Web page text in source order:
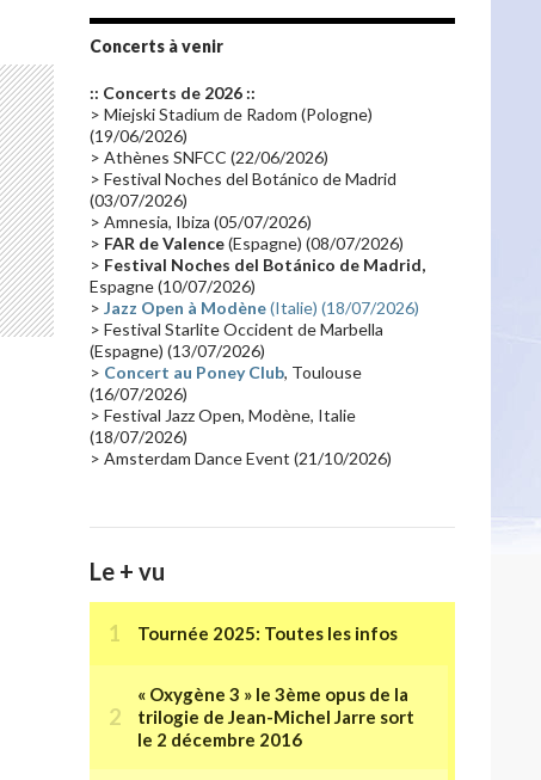
Promo 2019
Emissions 2010 Disques rares
Synthé 70's(20)
Claviériste(19) Groupe de Recherche Musicale
France 2 (18)
Critique(17) Coffret(17) Chronologie(16)
Passages radio(16)
Synthé 80's(16) Les concerts en Chine (16)
Cinéma(16) Houston
Synthé Roland Belgique
Récompense(14) Collaborations 70's(14)
Astronomie(14) France Inter(14)
Concerts à venir
:: Concerts de 2026 ::
> Miejski Stadium de Radom (Pologne)
(19/06/2026)
> Athènes SNFCC (22/06/2026)
> Festival Noches del Botánico de Madrid
(03/07/2026)
> Amnesia, Ibiza (05/07/2026)
> FAR de Valence(Espagne) (08/07/2026)
> Festival Noches del Botánico de Madrid,
Espagne (10/07/2026)
> Jazz Open à Modène(Italie) (18/07/2026)
> Festival Starlite Occident de Marbella
(Espagne) (13/07/2026)
> Concert au Poney Club, Toulouse
(16/07/2026)
> Festival Jazz Open, Modène, Italie
(18/07/2026)
> Amsterdam Dance Event (21/10/2026)
Le + vu